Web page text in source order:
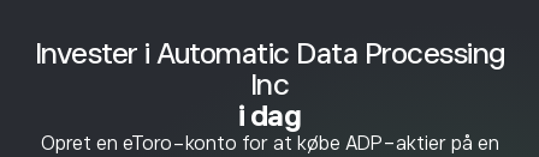
Invester i Automatic Data Processing
Inc
i dag
Opret en eToro-konto for at købe ADP-aktier på en